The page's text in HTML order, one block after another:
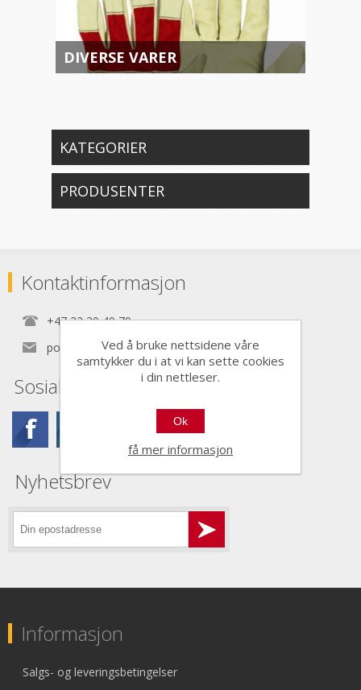
DIVERSE VARER
KATEGORIER
PRODUSENTER
Kontaktinformasjon
+47 22 30 40 70
post@nordictools.no
Sosiale medier
Nyhetsbrev
Informasjon
Salgs- og leveringsbetingelser
Ved å bruke nettsidene våre
samtykker du i at vi kan sette cookies
i din nettleser.
Ok
få mer informasjon